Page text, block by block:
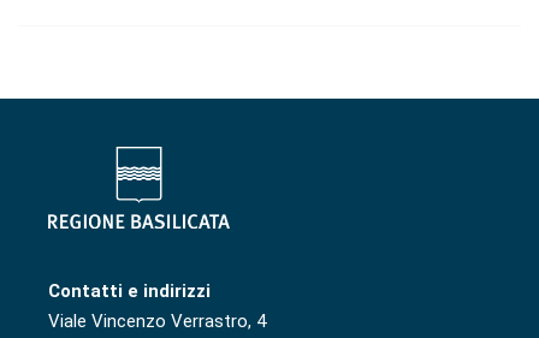
Contatti e indirizzi
Viale Vincenzo Verrastro, 4